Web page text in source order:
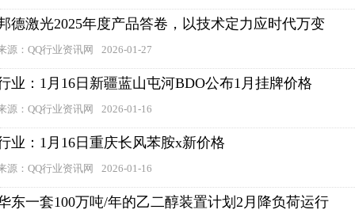
德激光2025年度产品答卷，以技术定力应时代万变
源：QQ行业资讯网 2026-01-27
业：1月16日新疆蓝山屯河BDO公布1月挂牌价格
源：QQ行业资讯网 2026-01-16
业：1月16日重庆长风苯胺x新价格
源：QQ行业资讯网 2026-01-16
东一套100万吨/年的乙二醇装置计划2月降负荷运行